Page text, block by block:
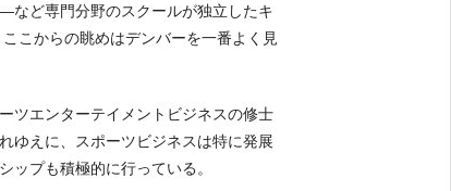
など専門分野のスクールが独立したキ
こからの眺めはデンバーを一番よく見
ツエンターテイメントビジネスの修士
ゆえに、スポーツビジネスは特に発展
ップも積極的に行っている。